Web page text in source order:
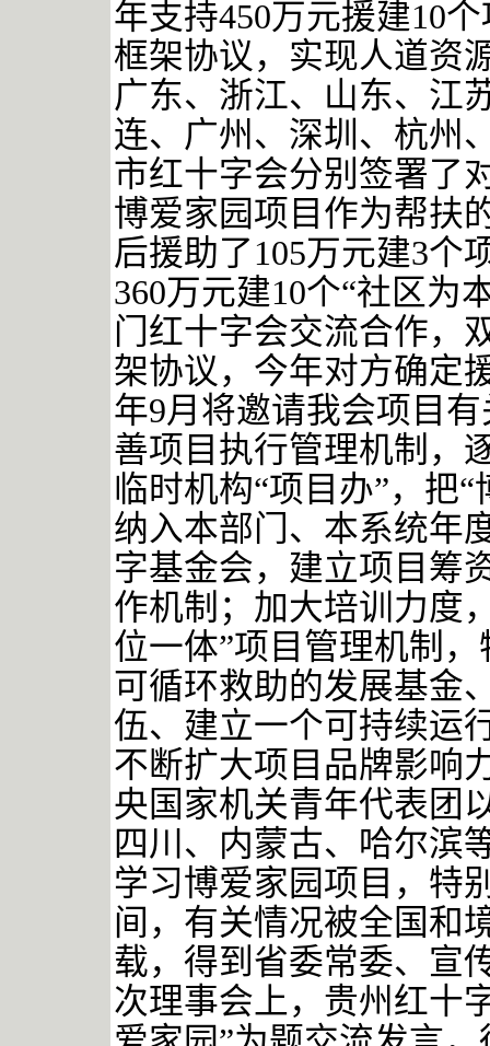
年支持450万元援建10
框架协议，实现人道资
广东、浙江、山东、江
连、广州、深圳、杭州
市红十字会分别签署了
博爱家园项目作为帮扶
后援助了105万元建3个
360万元建10个“社区为
门红十字会交流合作，
架协议，今年对方确定
年9月将邀请我会项目
善项目执行管理机制，
临时机构“项目办”，把
纳入本部门、本系统年
字基金会，建立项目筹
作机制；加大培训力度
位一体”项目管理机制
可循环救助的发展基金
伍、建立一个可持续运
不断扩大项目品牌影响
央国家机关青年代表团
四川、内蒙古、哈尔滨
学习博爱家园项目，特
间，有关情况被全国和
载，得到省委常委、宣
次理事会上，贵州红十